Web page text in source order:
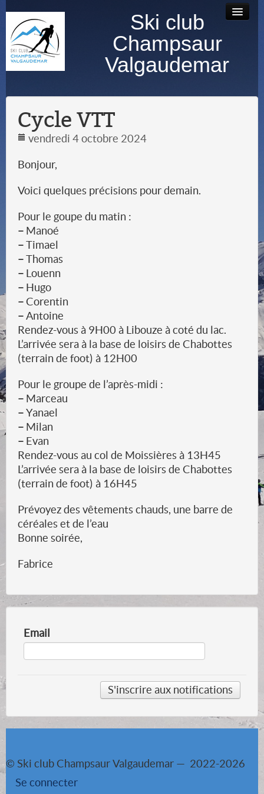
Ski club
Champsaur
Valgaudemar
Accueil Contact
photos
Cycle VTT
vendredi 4 octobre 2024
Bonjour,
Voici quelques précisions pour demain.
Pour le goupe du matin :
– Manoé
–Timael
–Thomas
– Louenn
– Hugo
–Corentin
–Antoine
Rendez-vous à 9H00 à Libouze à coté du lac.
L’arrivée sera à la base de loisirs de Chabottes
(terrain de foot) à 12H00
Pour le groupe de l’après-midi :
– Marceau
–Yanael
– Milan
– Evan
Rendez-vous au col de Moissières à 13H45
L’arrivée sera à la base de loisirs de Chabottes
(terrain de foot) à 16H45
Prévoyez des vêtements chauds, une barre de
céréales et de l’eau
Bonne soirée,
Fabrice
Email
© Ski club Champsaur Valgaudemar — 2022-2026
Se connecter